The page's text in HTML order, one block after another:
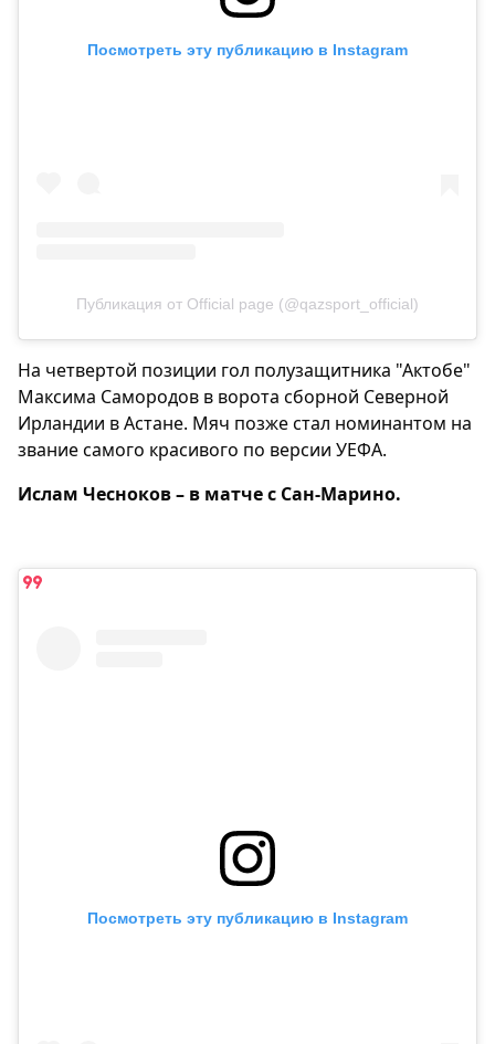
Посмотреть эту публикацию в Instagram
Публикация от Official page (@qazsport_official)
На четвертой позиции гол полузащитника "Актобе"
Максима Самородов в ворота сборной Северной
Ирландии в Астане. Мяч позже стал номинантом на
звание самого красивого по версии УЕФА.
Ислам Чесноков – в матче с Сан-Марино.
Посмотреть эту публикацию в Instagram